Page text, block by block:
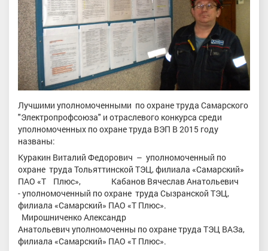
Лучшими уполномоченными по охране труда Самарского
"Электропрофсоюза" и отраслевого конкурса среди
уполномоченных по охране труда ВЭП В 2015 году
названы:
Куракин Виталий Федорович – уполномоченный по
охране труда Тольяттинской ТЭЦ, филиала «Самарский»
ПАО «Т Плюс», Кабанов Вячеслав Анатольевич
- уполномоченный по охране труда Сызранской ТЭЦ,
филиала «Самарский» ПАО «Т Плюс».
Мирошниченко Александр
Анатольевич уполномоченны по охране труда ТЭЦ ВАЗа,
филиала «Самарский» ПАО «Т Плюс».